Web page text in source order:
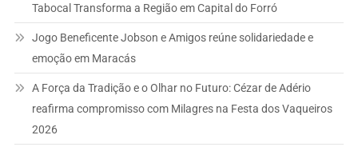
Tabocal Transforma a Região em Capital do Forró
Jogo Beneficente Jobson e Amigos reúne solidariedade e
emoção em Maracás
A Força da Tradição e o Olhar no Futuro: Cézar de Adério
reafirma compromisso com Milagres na Festa dos Vaqueiros
2026